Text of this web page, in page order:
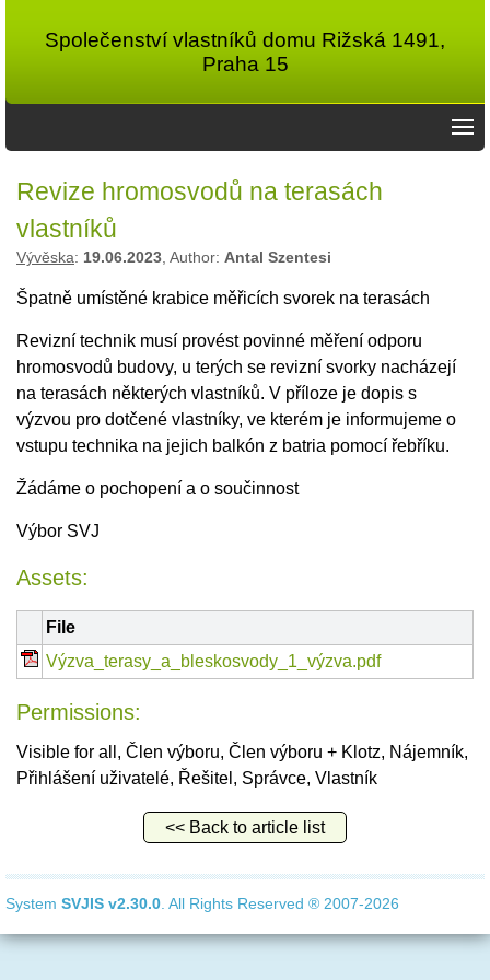
Společenství vlastníků domu Rižská 1491,
Praha 15
Revize hromosvodů na terasách
vlastníků
Vývěska: 19.06.2023, Author: Antal Szentesi
Špatně umístěné krabice měřicích svorek na terasách
Revizní technik musí provést povinné měření odporu
hromosvodů budovy, u terých se revizní svorky nacházejí
na terasách některých vlastníků. V příloze je dopis s
výzvou pro dotčené vlastníky, ve kterém je informujeme o
vstupu technika na jejich balkón z batria pomocí řebříku.
Žádáme o pochopení a o součinnost
Výbor SVJ
Assets:
File
Výzva_terasy_a_bleskosvody_1_výzva.pdf
Permissions:
Visible for all, Člen výboru, Člen výboru + Klotz, Nájemník,
Přihlášení uživatelé, Řešitel, Správce, Vlastník
<< Back to article list
System SVJIS v2.30.0. All Rights Reserved ® 2007-2026